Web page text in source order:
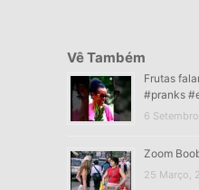
Vê Também
Frutas
#pranks
6
Zoom
25 Março,